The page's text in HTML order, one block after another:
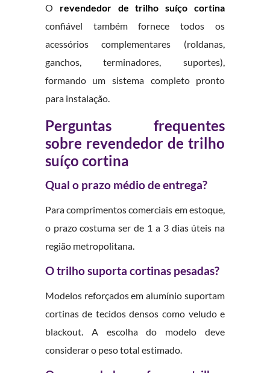
O revendedor de trilho suíço cortina
confiável também fornece todos os
acessórios complementares (roldanas,
ganchos, terminadores, suportes),
formando um sistema completo pronto
para instalação.
Perguntas frequentes
sobre revendedor de trilho
suíço cortina
Qual o prazo médio de entrega?
Para comprimentos comerciais em estoque,
o prazo costuma ser de 1 a 3 dias úteis na
região metropolitana.
O trilho suporta cortinas pesadas?
Modelos reforçados em alumínio suportam
cortinas de tecidos densos como veludo e
blackout. A escolha do modelo deve
considerar o peso total estimado.